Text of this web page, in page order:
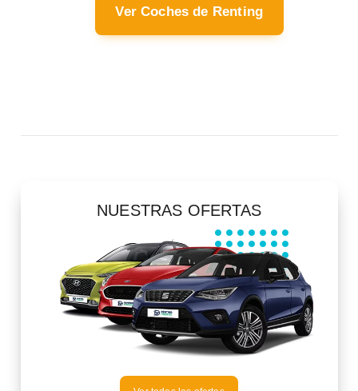
Ver Coches de Renting
NUESTRAS OFERTAS